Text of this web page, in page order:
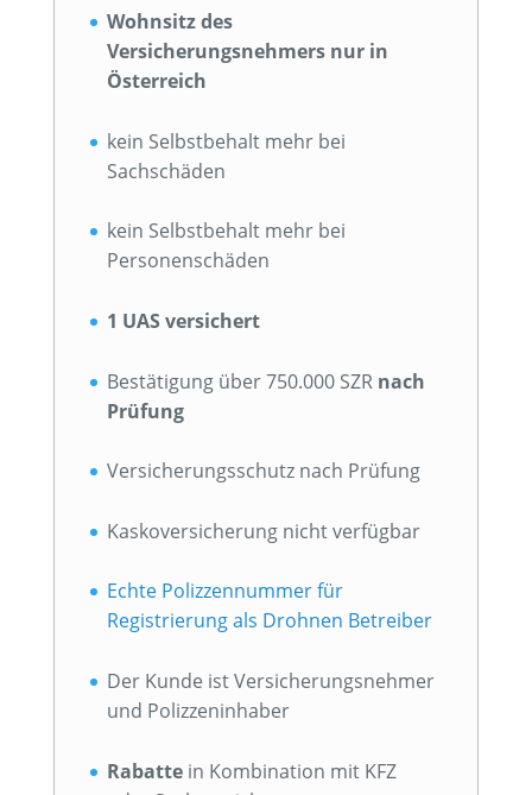
Wohnsitz des
Versicherungsnehmers nur in
Österreich
kein Selbstbehalt mehr bei
Sachschäden
kein Selbstbehalt mehr bei
Personenschäden
1 UAS versichert
Bestätigung über 750.000 SZR nach
Prüfung
Versicherungsschutz nach Prüfung
Kaskoversicherung nicht verfügbar
Echte Polizzennummer für
Registrierung als Drohnen Betreiber
Der Kunde ist Versicherungsnehmer
und Polizzeninhaber
Rabattein Kombination mit KFZ